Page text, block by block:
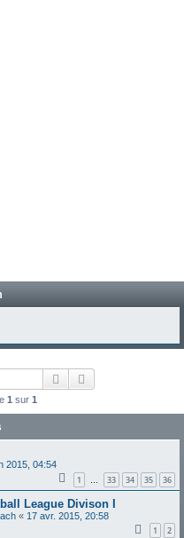
Rechercher
1 sur 1
2015, 04:54
1 … 33 34 35 36
League Divison I
« 17 avr. 2015, 20:58
1 2